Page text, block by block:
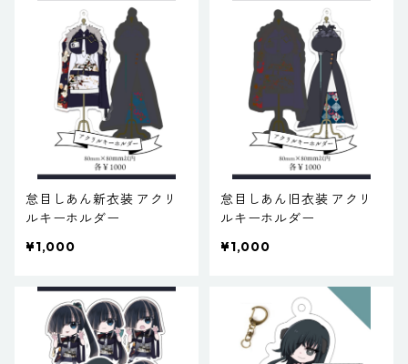
怠目しあん新衣装 アクリ
ルキーホルダー
¥1,000
怠目しあん旧衣装 アクリ
ルキーホルダー
¥1,000